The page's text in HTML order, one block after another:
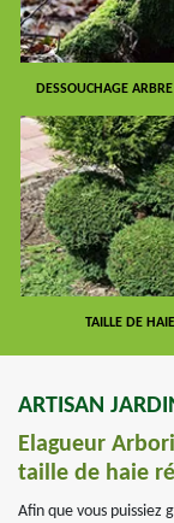
DESSOUCHAGE
TAILLE DE
ARTISAN
Elagueur
taille de haie
Afin que vous puissiez